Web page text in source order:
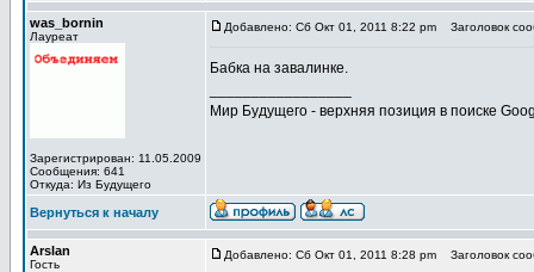
was_bornin
Лауреат
Зарегистрирован: 11.05.2009
Сообщения: 641
Откуда: Из Будущего
Добавлено: Сб Окт 01, 2011 8:22 pm Заголовок
Бабка на завалинке.
Мир Будущего - верхняя позиция в поиске
Вернуться к началу
Arslan
Гость
Добавлено: Сб Окт 01, 2011 8:28 pm Заголовок